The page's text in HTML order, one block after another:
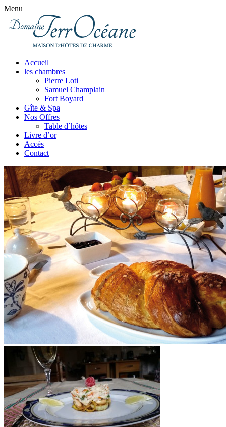
Menu
Accueil
les chambres
Pierre Loti
Samuel Champlain
Fort Boyard
Gîte & Spa
Nos Offres
Table d´hôtes
Livre d’or
Accès
Contact